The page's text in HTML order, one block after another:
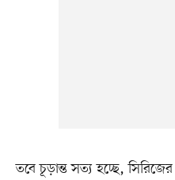
তবে চূড়ান্ত সত্য হচ্ছে,